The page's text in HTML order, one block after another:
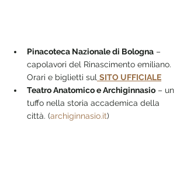
Pinacoteca Nazionale di Bologna –
capolavori del Rinascimento emiliano.
Orari e biglietti sul SITO UFFICIALE
Teatro Anatomico e Archiginnasio – un
tuffo nella storia accademica della
città. (archiginnasio.it)